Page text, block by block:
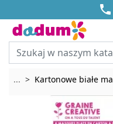


... Rozwiń breadcrumbs
Kartonowe białe